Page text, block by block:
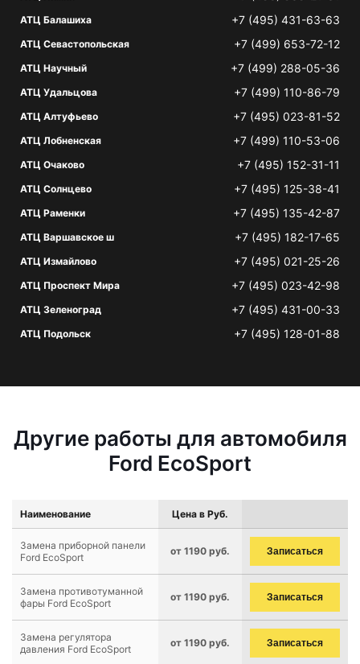
АТЦ Балашиха +7 (495) 431-63-63
АТЦ Севастопольская +7 (499) 653-72-12
АТЦ Научный +7 (499) 288-05-36
АТЦ Удальцова +7 (499) 110-86-79
АТЦ Алтуфьево +7 (495) 023-81-52
АТЦ Лобненская +7 (499) 110-53-06
АТЦ Очаково +7 (495) 152-31-11
АТЦ Солнцево +7 (495) 125-38-41
АТЦ Раменки +7 (495) 135-42-87
АТЦ Варшавское ш +7 (495) 182-17-65
АТЦ Измайлово +7 (495) 021-25-26
АТЦ Проспект Мира +7 (495) 023-42-98
АТЦ Зеленоград +7 (495) 431-00-33
АТЦ Подольск +7 (495) 128-01-88
Другие работы для автомобиля
Ford EcoSport
Наименование Цена в Руб.
Замена приборной панели
Ford EcoSport
от 1190 руб. Записаться
Замена противотуманной
фары Ford EcoSport
от 1190 руб. Записаться
Замена регулятора
давления Ford EcoSport
от 1190 руб. Записаться